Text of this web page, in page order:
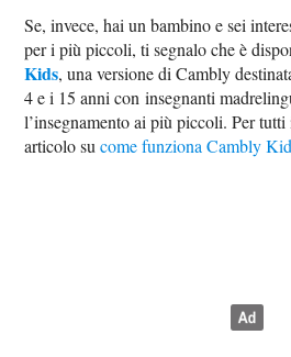
Se, invece, hai un bambino e sei
per i più piccoli, ti segnalo che è
Kids, una versione di Cambly
4 e i 15 anni con insegnanti
l’insegnamento ai più piccoli. Per
articolo sucome funziona Cambly